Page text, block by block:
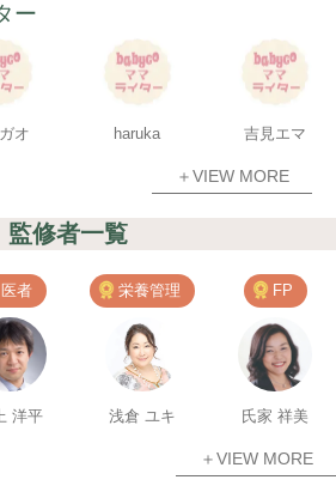
ー
オ haruka 吉見エマ
＋VIEW MORE
監修者一覧
医者
洋平
栄養管理
浅倉 ユキ
FP
氏家 祥美
＋VIEW MORE